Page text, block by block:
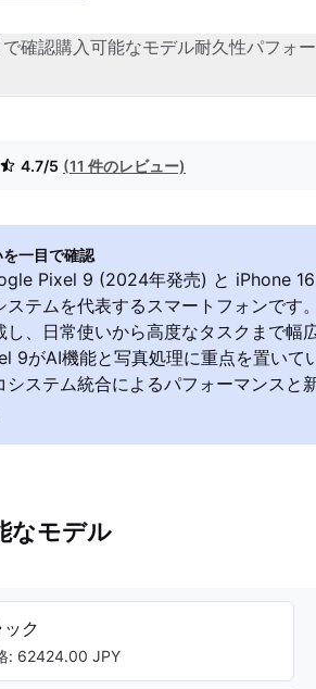
確認購入可能なモデル耐久性パフォ
4.7/5 (11 件のレビュー)
一目で確認
Pixel 9 (2024年発売) と iPhone
ステムを代表するスマートフォンです
し、日常使いから高度なタスクまで
9がAI機能と写真処理に重点を置い
システム統合によるパフォーマンスと
なモデル
ク
: 62424.00 JPY